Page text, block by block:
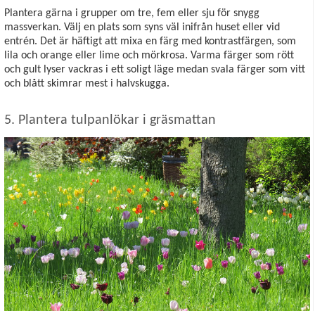
Plantera gärna i grupper om tre, fem eller sju för snygg
massverkan. Välj en plats som syns väl inifrån huset eller vid
entrén. Det är häftigt att mixa en färg med kontrastfärgen, som
lila och orange eller lime och mörkrosa. Varma färger som rött
och gult lyser vackras i ett soligt läge medan svala färger som vitt
och blått skimrar mest i halvskugga.
5. Plantera tulpanlökar i gräsmattan